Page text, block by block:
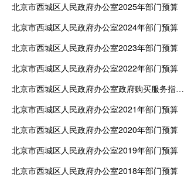
北京市西城区人民政府办公室2025年部门预算
北京市西城区人民政府办公室2024年部门预算
北京市西城区人民政府办公室2023年部门预算
北京市西城区人民政府办公室2022年部门预算
北京市西城区人民政府办公室政府购买服务指导性目录
北京市西城区人民政府办公室2021年部门预算
北京市西城区人民政府办公室2020年部门预算
北京市西城区人民政府办公室2019年部门预算
北京市西城区人民政府办公室2018年部门预算